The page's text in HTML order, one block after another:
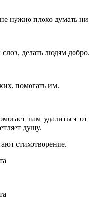
нужно плохо думать
делать людям добро.
помогать им.
нам удалиться
душу.
стихотворение.